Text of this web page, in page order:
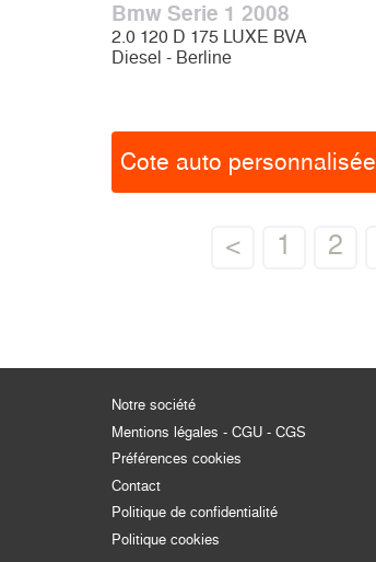
Bmw Serie 1 2008
2.0 120 D 175 LUXE BVA
Diesel - Berline
Cote auto personnalisée
< 1 2
Notre société
Mentions légales - CGU - CGS
Préférences cookies
Contact
Politique de confidentialité
Politique cookies